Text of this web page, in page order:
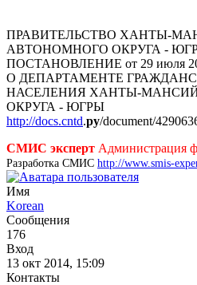
ПРАВИТЕЛЬСТВО ХАНТЫ-
АВТОНОМНОГО ОКРУГА -
ПОСТАНОВЛЕНИЕ от 29 июля
О ДЕПАРТАМЕНТЕ
НАСЕЛЕНИЯ ХАНТЫ-
ОКРУГА - ЮГРЫ
http://docs.cntd.ру/document/
СМИС эксперт Администрация
Разработка СМИС http://www.smis-
Имя
Korean
Сообщения
176
Вход
13 окт 2014, 15:09
Контакты